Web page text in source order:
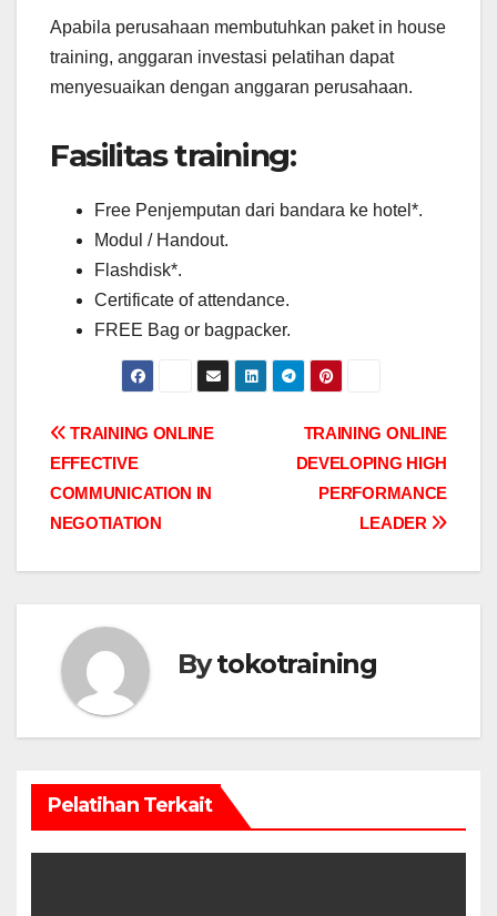
Apabila perusahaan membutuhkan paket in house
training, anggaran investasi pelatihan dapat
menyesuaikan dengan anggaran perusahaan.
Fasilitas training:
Free Penjemputan dari bandara ke hotel*.
Modul / Handout.
Flashdisk*.
Certificate of attendance.
FREE Bag or bagpacker.
Post
navigation
TRAINING ONLINE
DEVELOPING HIGH
PERFORMANCE
LEADER
TRAINING ONLINE
EFFECTIVE
COMMUNICATION IN
NEGOTIATION
Bytokotraining
Pelatihan Terkait